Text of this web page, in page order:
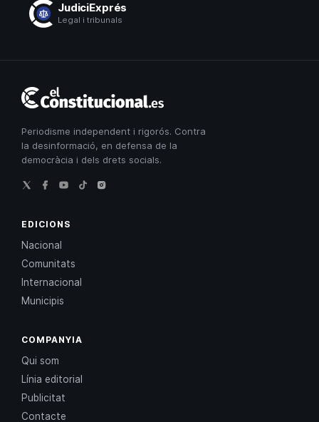
JudiciExprés
Legal i tribunals
Constitucional
Periodisme independent i rigorós. Contra
la desinformació, en defensa de la
democràcia i dels drets socials.
EDICIONS
Nacional
Comunitats
Internacional
Municipis
COMPANYIA
Qui som
Línia editorial
Publicitat
Contacte